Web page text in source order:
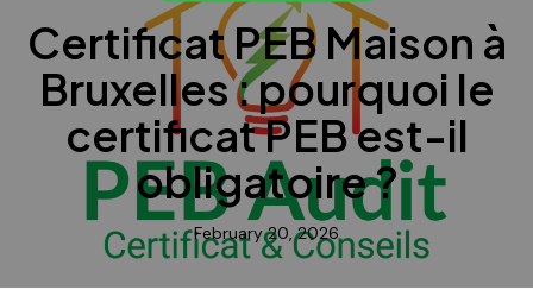
Certificat PEB Maison à
Bruxelles : pourquoi le
certificat PEB est-il
obligatoire ?
February 20, 2026